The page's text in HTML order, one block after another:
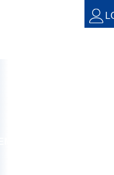
2026 //